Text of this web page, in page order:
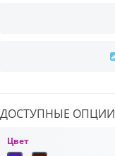
ДОСТУПНЫЕ ОПЦИИ
Цвет